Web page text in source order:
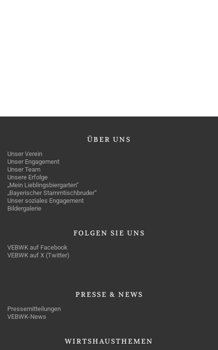
ÜBER UNS
Unser Verein
Unser Engagement
Unser Team
Unsere Erfolge
„Mein Lieblingsbiergarten“
„Bayerischer Stammtischbruder“
Unser soziales Engagement
Bildergalerie
FOLGEN SIE UNS
VEBWK auf Facebook
VEBWK auf X (Twitter)
PRESSE & NEWS
Pressemitteilungen
VEBWK-News
WIRTSHAUSTHEMEN